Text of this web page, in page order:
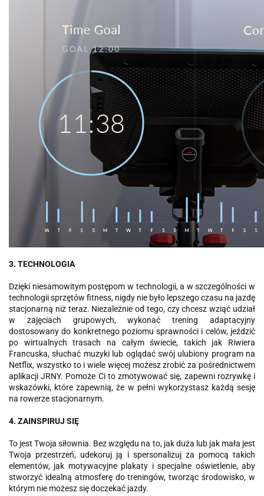
3. TECHNOLOGIA
Dzięki niesamowitym postępom w technologii, a w szczególności w
technologii sprzętów fitness, nigdy nie było lepszego czasu na jazdę
stacjonarną niż teraz. Niezależnie od tego, czy chcesz wziąć udział
w zajęciach grupowych, wykonać trening adaptacyjny
dostosowany do konkretnego poziomu sprawności i celów, jeździć
po wirtualnych trasach na całym świecie, takich jak Riwiera
Francuska, słuchać muzyki lub oglądać swój ulubiony program na
Netflix, wszystko to i wiele więcej możesz zrobić za pośrednictwem
aplikacji JRNY. Pomoże Ci to zmotywować się, zapewni rozrywkę i
wskazówki, które zapewnią, że w pełni wykorzystasz każdą sesję
na rowerze stacjonarnym.
4. ZAINSPIRUJ SIĘ
To jest Twoja siłownia. Bez względu na to, jak duża lub jak mała jest
Twoja przestrzeń, udekoruj ją i spersonalizuj za pomocą takich
elementów, jak motywacyjne plakaty i specjalne oświetlenie, aby
stworzyć idealną atmosferę do treningów, tworząc środowisko, w
którym nie możesz się doczekać jazdy.